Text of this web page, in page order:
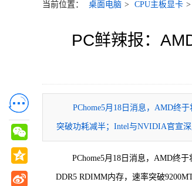
当前位置： 桌面电脑 > CPU主板显卡 >
PC鲜辣报：
​PChome5月18日消息，AMD终
突破功耗减半；Intel与NVIDIA官宣
PChome5月18日消息，AMD终
DDR5 RDIMM内存，速率突破